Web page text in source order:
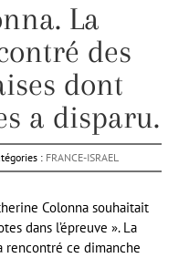
La
des
dont
a disparu.
: FRANCE-ISRAEL
Colonna souhaitait
dans l’épreuve ». La
rencontré ce dimanche